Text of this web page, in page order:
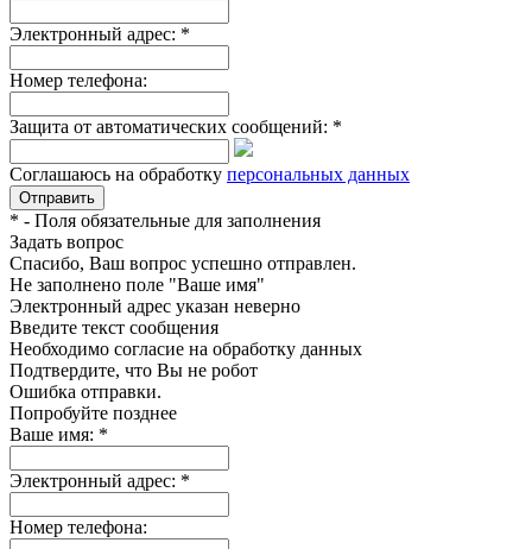
Электронный адрес: *
Номер телефона:
Защита от автоматических сообщений: *
Соглашаюсь на обработку персональных данных
* - Поля обязательные для заполнения
Задать вопрос
Спасибо, Ваш вопрос успешно отправлен.
Не заполнено поле "Ваше имя"
Электронный адрес указан неверно
Введите текст сообщения
Необходимо согласие на обработку данных
Подтвердите, что Вы не робот
Ошибка отправки.
Попробуйте позднее
Ваше имя: *
Электронный адрес: *
Номер телефона: